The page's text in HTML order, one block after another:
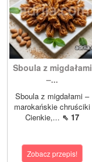
Sboula z migdałami
–...
Sboula z migdałami –
marokańskie chruściki
Cienkie,... ⇖ 17
Zobacz przepis!